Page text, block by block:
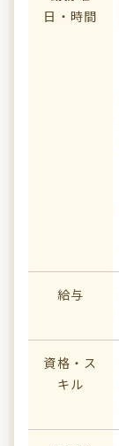
日・時間
給与
資格・ス
キル